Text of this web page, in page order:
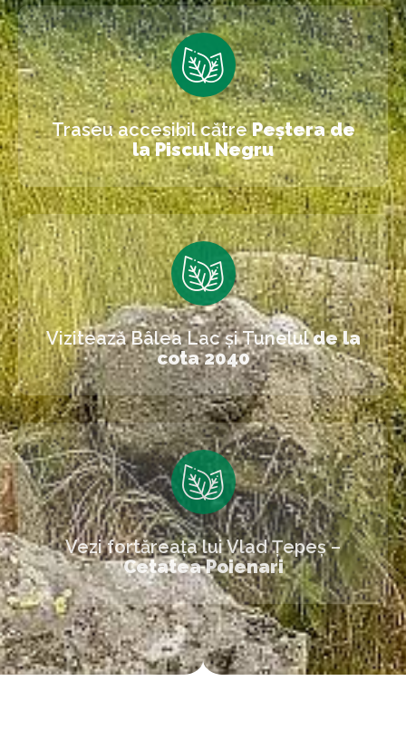
Traseu accesibil cătrePeștera de
la Piscul Negru
Vizitează Bâlea Lac și Tunelulde la
cota 2040
Vezi fortăreața lui Vlad Țepeș –
Cetatea Poienari